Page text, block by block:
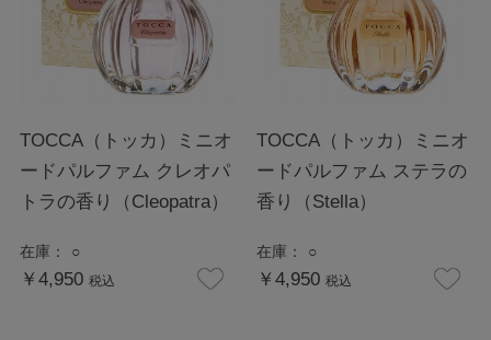
TOCCA（トッカ）ミニオ
ードパルファム クレオパ
トラの香り（Cleopatra）
在庫： ○
￥4,950 税込
TOCCA（トッカ）ミニオ
ードパルファム ステラの
香り（Stella）
在庫： ○
￥4,950 税込